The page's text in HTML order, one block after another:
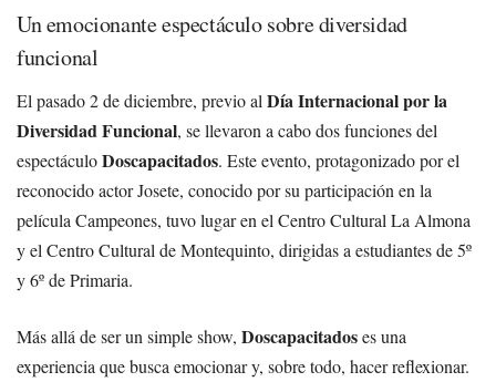
Un emocionante espectáculo sobre diversidad
funcional
El pasado 2 de diciembre, previo al Día Internacional por la
Diversidad Funcional, se llevaron a cabo dos funciones del
espectáculoDoscapacitados. Este evento, protagonizado por el
reconocido actor Josete, conocido por su participación en la
película Campeones, tuvo lugar en el Centro Cultural La Almona
y el Centro Cultural de Montequinto, dirigidas a estudiantes de 5º
y 6º de Primaria.
Más allá de ser un simple show, Doscapacitadoses una
experiencia que busca emocionar y, sobre todo, hacer reflexionar.